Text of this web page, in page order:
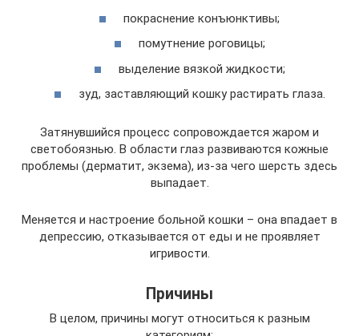
покраснение конъюнктивы;
помутнение роговицы;
выделение вязкой жидкости;
зуд, заставляющий кошку растирать глаза.
Затянувшийся процесс сопровождается жаром и
светобоязнью. В области глаз развиваются кожные
проблемы (дерматит, экзема), из-за чего шерсть здесь
выпадает.
Меняется и настроение больной кошки – она впадает в
депрессию, отказывается от еды и не проявляет
игривости.
Причины
В целом, причины могут относиться к разным